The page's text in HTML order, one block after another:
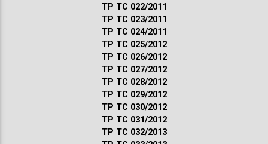
ТР ТС 022/2011
ТР ТС 023/2011
ТР ТС 024/2011
ТР ТС 025/2012
ТР ТС 026/2012
ТР ТС 027/2012
ТР ТС 028/2012
ТР ТС 029/2012
ТР ТС 030/2012
ТР ТС 031/2012
ТР ТС 032/2013